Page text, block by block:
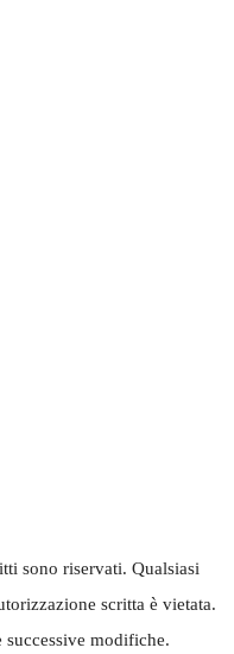
sono riservati. Qualsiasi
scritta è vietata.
modifiche.